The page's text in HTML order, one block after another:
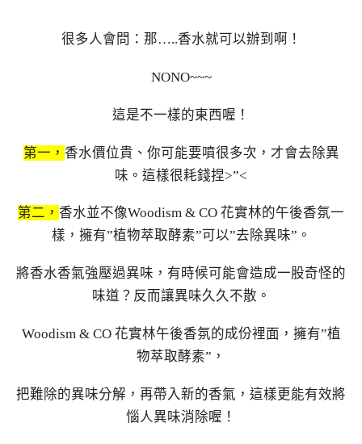
很多人會問：那…..香水就可以辦到啊！
NONO~~~
這是不一樣的東西喔！
第一， 香水價位貴、你可能要噴很多次，才會去除異
味。這樣很耗錢捏>”<
第二， 香水並不像Woodism & CO 花實林的午後香氛一
樣，擁有”植物萃取酵素”可以”去除異味”。
將香水香氣強壓過異味，有時候可能會造成一股奇怪的
味道？反而讓異味久久不散。
Woodism & CO 花實林午後香氛的成份裡面，擁有”植
物萃取酵素”，
把難除的異味分解，再帶入新的香氣，這樣更能有效將
惱人異味消除喔！